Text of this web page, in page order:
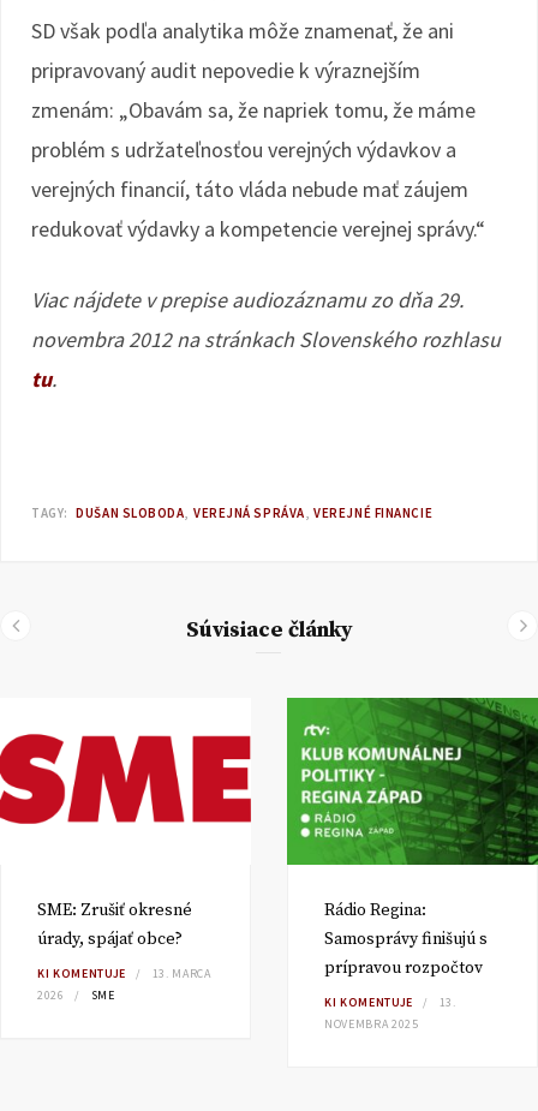
SD však podľa analytika môže znamenať, že ani
pripravovaný audit nepovedie k výraznejším
zmenám: „Obavám sa, že napriek tomu, že máme
problém s udržateľnosťou verejných výdavkov a
verejných financií, táto vláda nebude mať záujem
redukovať výdavky a kompetencie verejnej správy.“
Viac nájdete v prepise audiozáznamu zo dňa 29.
novembra 2012 na stránkach Slovenského rozhlasu
tu.
TAGY: DUŠAN SLOBODA VEREJNÁ SPRÁVA VEREJNÉ FINANCIE
Súvisiace články
SME: Zrušiť okresné
úrady, spájať obce?
KI KOMENTUJE
13. MARCA
2026
SME
Rádio Regina:
Samosprávy finišujú s
prípravou rozpočtov
KI KOMENTUJE
13.
NOVEMBRA 2025